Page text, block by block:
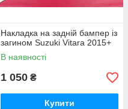
Накладка на задній бампер із
загином Suzuki Vitara 2015+
В наявності
1 050 ₴
Купити